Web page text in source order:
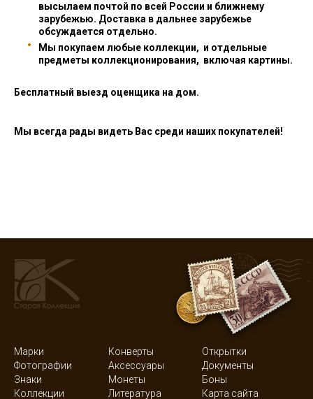
высылаем почтой по всей России и ближнему
зарубежью. Доставка в дальнее зарубежье
обсуждается отдельно.
Мы покупаем любые коллекции, и отдельные
предметы коллекционирования, включая картины.
Бесплатный выезд оценщика на дом.
Мы всегда рады видеть Вас среди наших покупателей!
Марки Конверты
Открытки
Фотографии
Аксессуары
Документы
Знаки
Монеты
Боны
Коллекции
Литература Карта сайта